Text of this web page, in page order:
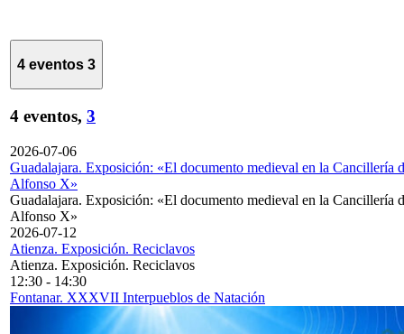
4 eventos 3
4 eventos, 3
2026-07-06
Guadalajara. Exposición: «El documento medieval en la Cancillería
Alfonso X»
Guadalajara. Exposición: «El documento medieval en la Cancillería
Alfonso X»
2026-07-12
Atienza. Exposición. Reciclavos
Atienza. Exposición. Reciclavos
12:30 - 14:30
Fontanar. XXXVII Interpueblos de Natación